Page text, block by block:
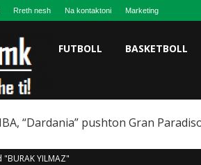
Rreth nesh Na kontaktoni Marketing
FUTBOLL BASKETBOLL
“Dardania” pushton Gran
YILMAZ"